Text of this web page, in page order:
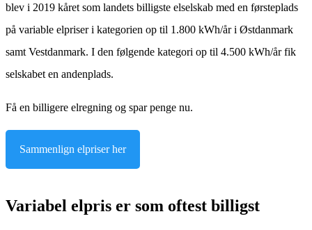
blev i 2019 kåret som landets billigste elselskab med en førsteplads
på variable elpriser i kategorien op til 1.800 kWh/år i Østdanmark
samt Vestdanmark. I den følgende kategori op til 4.500 kWh/år fik
selskabet en andenplads.
Få en billigere elregning og spar penge nu.
Sammenlign elpriser her
Variabel elpris er som oftest billigst